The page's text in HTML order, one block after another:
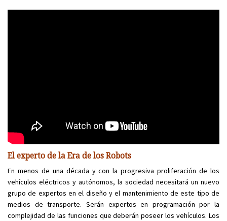
El experto de la Era de los Robots
En menos de una década y con la progresiva proliferación de los
vehículos eléctricos y autónomos, la sociedad necesitará un nuevo
grupo de expertos en el diseño y el mantenimiento de este tipo de
medios de transporte. Serán expertos en programación por la
complejidad de las funciones que deberán poseer los vehículos. Los